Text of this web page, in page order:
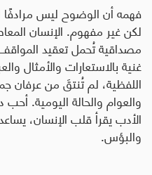
فهمه أن الوضوح ليس
لكن غير مفهوم. الإنسان
مصداقية تُحمل تعقيد
غنية بالاستعارات والأمثال
اللفظية، لم تُنتقَ من عرفان
والعوام والحالة اليومية.
الأدب يقرأ قلب الإنسان،
والبؤس.